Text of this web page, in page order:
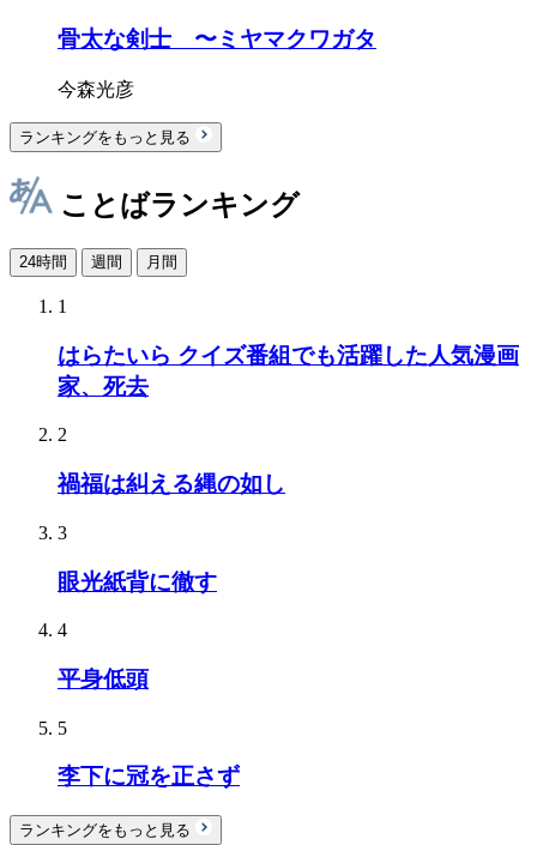
骨太な剣士 〜ミヤマクワガタ
今森光彦
ランキングをもっと見る
ことばランキング
24時間 週間 月間
1
はらたいら クイズ番組でも活躍した人気漫画
家、死去
2
禍福は糾える縄の如し
3
眼光紙背に徹す
4
平身低頭
5
李下に冠を正さず
ランキングをもっと見る